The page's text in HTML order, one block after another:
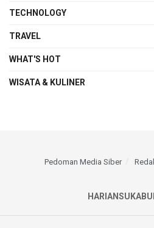
TECHNOLOGY
TRAVEL
WHAT'S HOT
WISATA & KULINER
Pedoman Media Siber